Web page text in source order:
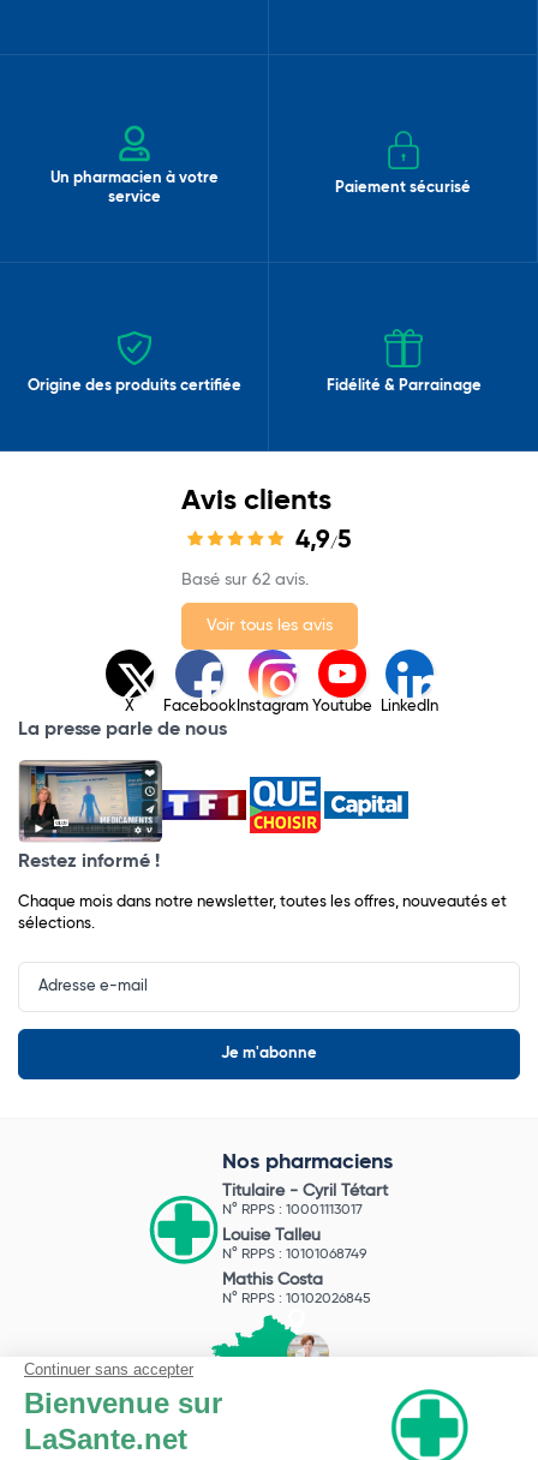
Un pharmacien à votre
service
Paiement sécurisé
Origine des produits certifiée Fidélité & Parrainage
Avis clients
4,9/5
Basé sur 62 avis.
Voir tous les avis
X Facebook Instagram Youtube LinkedIn
La presse parle de nous
Restez informé !
Chaque mois dans notre newsletter, toutes les offres, nouveautés et
sélections.
Input
Newsletter
Nos pharmaciens
Titulaire - Cyril Tétart
N° RPPS : 10001113017
Louise Talleu
N° RPPS : 10101068749
Mathis Costa
N° RPPS : 10102026845
Pharmacie du Bizet